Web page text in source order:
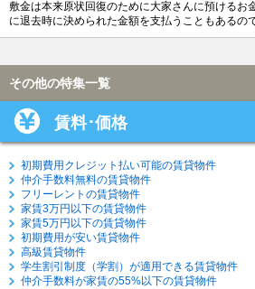
敷金は本来原状回復のために大家さんに預けるお
に退去時に決められた金額を支払うこともあるの
その他の特集一覧
賃料･価格
初期費用クレジット払い可能の賃貸物件
仲介手数料無料の賃貸物件
フリーレントの賃貸物件
家賃3万円以下の賃貸物件
家賃5万円以下の賃貸物件
初期費用が安い賃貸物件
高級賃貸物件
学生割引制度（学割）が適用できる賃貸物件
仲介手数料が家賃の55%以下の賃貸物件